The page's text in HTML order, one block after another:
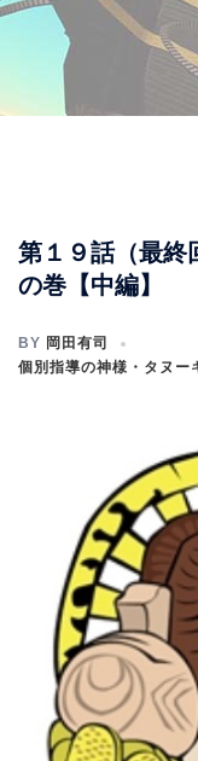
第１９話（最終
の巻【中編】
BY 岡田有司
個別指導の神様・タヌー